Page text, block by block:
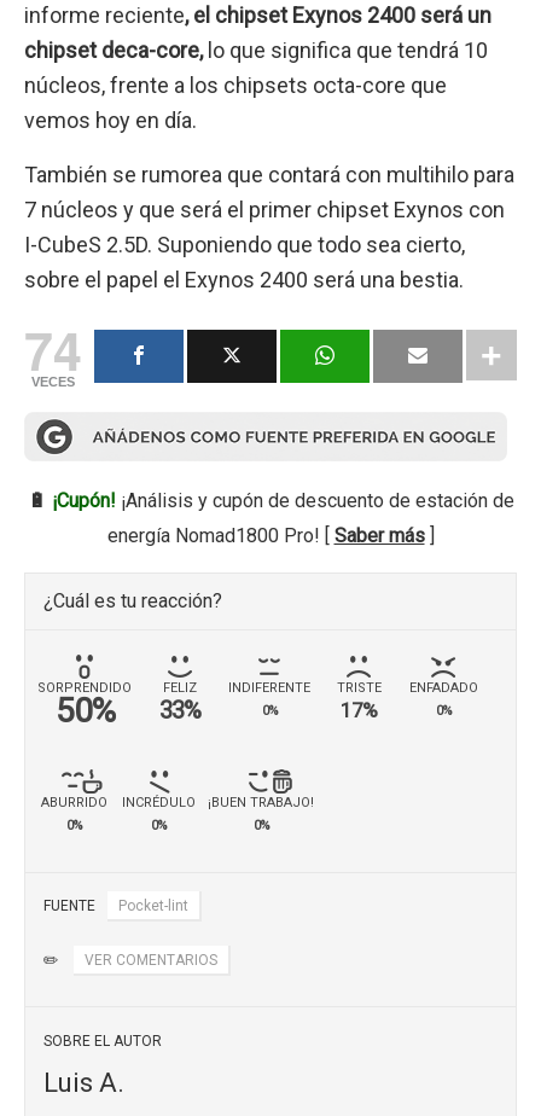
informe reciente, el chipset Exynos 2400 será un
chipset deca-core,lo que significa que tendrá 10
núcleos, frente a los chipsets octa-core que
vemos hoy en día.
También se rumorea que contará con multihilo para
7 núcleos y que será el primer chipset Exynos con
I-CubeS 2.5D. Suponiendo que todo sea cierto,
sobre el papel el Exynos 2400 será una bestia.
74
VECES
🔋 ¡Cupón! ¡Análisis y cupón de descuento de estación de
energía Nomad1800 Pro! [ Saber más]
¿Cuál es tu reacción?
SORPRENDIDO
50%
FELIZ
33%
INDIFERENTE
0%
TRISTE
17%
ENFADADO
0%
ABURRIDO
0%
INCRÉDULO
0%
¡BUEN TRABAJO!
0%
FUENTE Pocket-lint
✏️ VER COMENTARIOS
SOBRE EL AUTOR
Luis A.